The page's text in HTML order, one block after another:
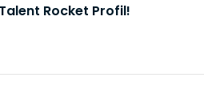
Rocket Profil!